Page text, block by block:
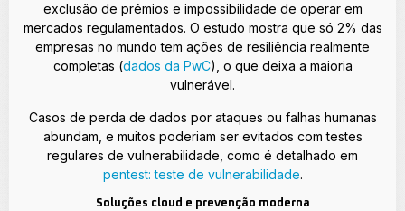
exclusão de prêmios e impossibilidade de operar em
mercados regulamentados. O estudo mostra que só 2% das
empresas no mundo tem ações de resiliência realmente
completas (dados da PwC), o que deixa a maioria
vulnerável.
Casos de perda de dados por ataques ou falhas humanas
abundam, e muitos poderiam ser evitados com testes
regulares de vulnerabilidade, como é detalhado em
pentest: teste de vulnerabilidade.
Soluções cloud e prevenção moderna